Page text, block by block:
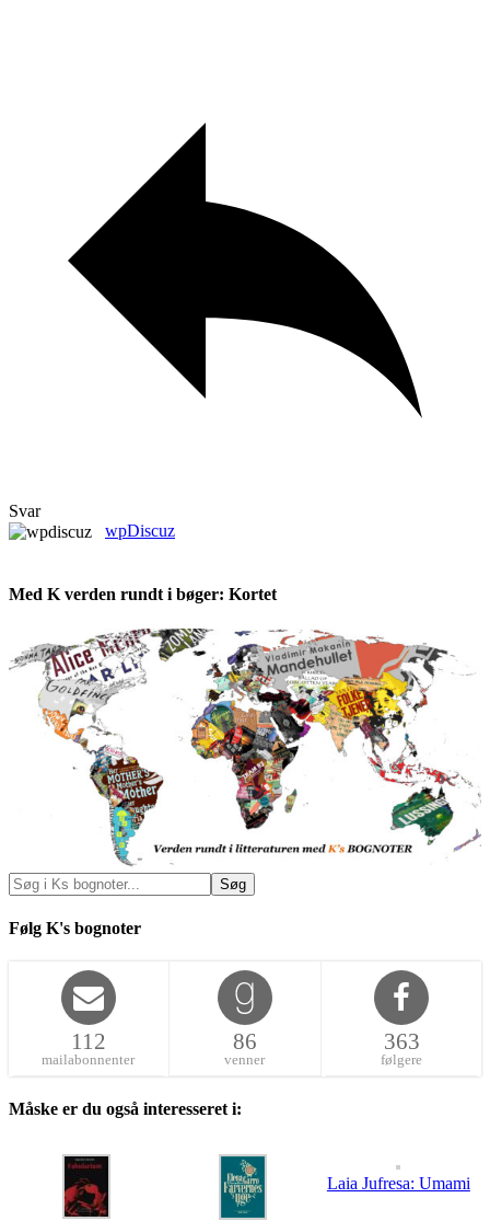
Svar
wpDiscuz
Med K verden rundt i bøger: Kortet
Følg K's bognoter
112
mailabonnenter
86
venner
363
følgere
Måske er du også interesseret i:
Laia Jufresa: Umami